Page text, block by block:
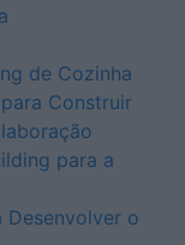
de Cozinha
Construir
para a
Desenvolver o